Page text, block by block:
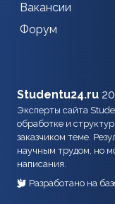
Вакансии
Форум
Studentu24.ru
Эксперты сайта
обработке и
заказчиком теме.
научным трудом, но
написания.
Разработано на